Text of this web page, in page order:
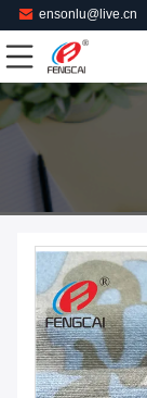
ensonlu@live.cn